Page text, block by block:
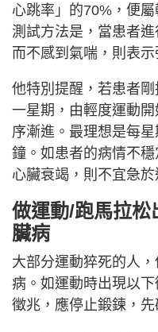
心跳率」的70%，便
測試方法是，當患者
而不感到氣喘，則表
他特別提醒，若患者
一星期，由輕度運動
序漸進。最理想是每
鐘。如患者的病情不
心臟衰竭，則不宜急於
做運動/跑馬拉松
臟病
大部分運動猝死的人
病。如運動時出現以
徵兆，應停止鍛鍊，先